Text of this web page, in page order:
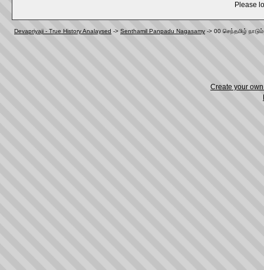
Please
Devapriyaji - True History Analaysed -> Senthamil Panpadu Nagasamy -> 00 செந்தமிழ்
Create your